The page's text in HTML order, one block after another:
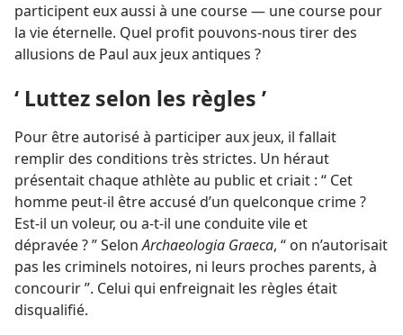
participent eux aussi à une course — une course pour
la vie éternelle. Quel profit pouvons-​nous tirer des
allusions de Paul aux jeux antiques ?
‘ Luttez selon les règles ’
Pour être autorisé à participer aux jeux, il fallait
remplir des conditions très strictes. Un héraut
présentait chaque athlète au public et criait : “ Cet
homme peut-​il être accusé d’un quelconque crime ?
Est-​il un voleur, ou a-​t-​il une conduite vile et
dépravée ? ” SelonArchaeologia Graeca, “ on n’autorisait
pas les criminels notoires, ni leurs proches parents, à
concourir ”. Celui qui enfreignait les règles était
disqualifié.